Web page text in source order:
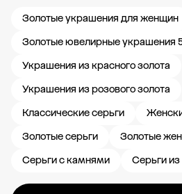
Золотые украшения для женщин
Золотые ювелирные украшения
Украшения из красного золота
Украшения из розового золота
Классические серьги
Золотые серьги
Золотые
Серьги с камнями
Серьги из